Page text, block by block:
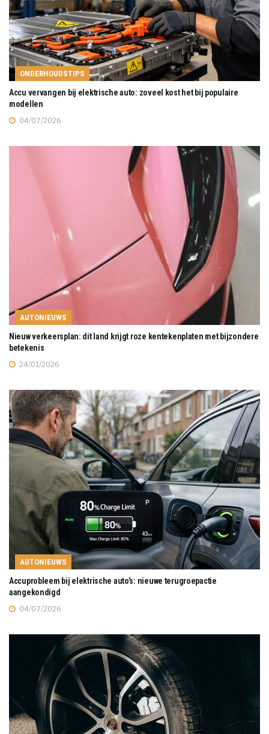
ONDERHOUDSTIPS
Accu vervangen bij elektrische auto: zoveel kost het bij populaire
modellen
04/07/2026
AUTONIEUWS
Nieuw verkeersplan: dit land krijgt roze kentekenplaten met bijzondere
betekenis
24/01/2026
AUTONIEUWS
Accuprobleem bij elektrische auto’s: nieuwe terugroepactie
aangekondigd
04/07/2026